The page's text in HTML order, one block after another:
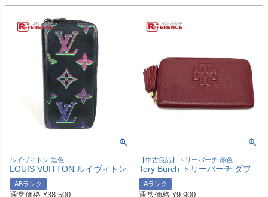
ルイヴィトン 黒色
LOUIS VUITTON ルイヴィトン
M82368 モノグラム スポットラ
イト ジッピーウォレットヴェル
ABランク
通常価格 ¥38,500
【中古良品】トリーバーチ 赤色
Tory Burch トリーバーチ ダブ
ルT ロゴ フリンジ ラウンド 長
財布 レザー メンズ ワインレッ
Aランク
通常価格 ¥9,900